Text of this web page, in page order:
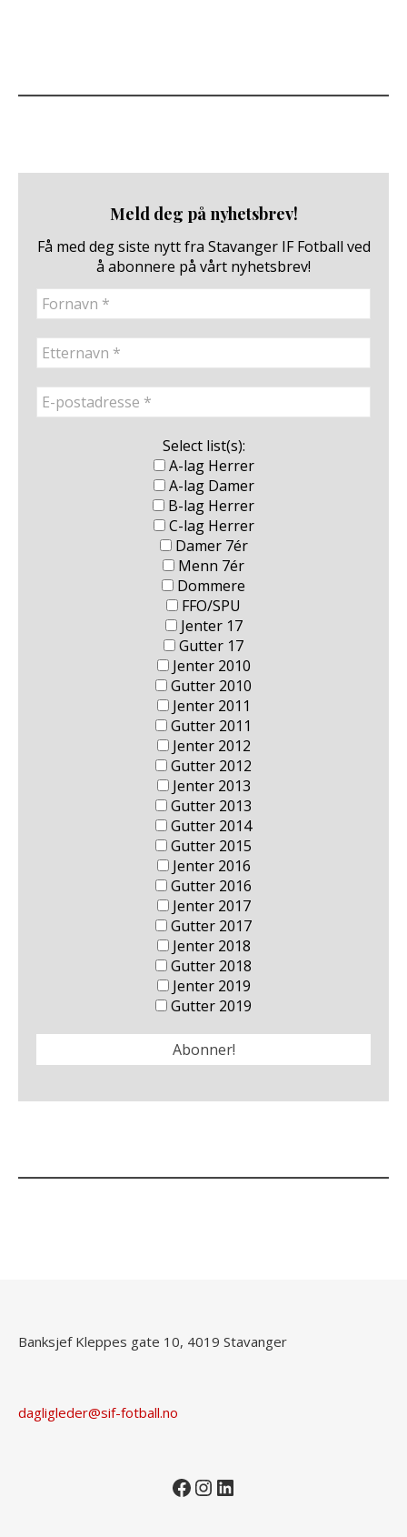
Meld deg på nyhetsbrev!
Få med deg siste nytt fra Stavanger IF Fotball ved
å abonnere på vårt nyhetsbrev!
Select list(s):
A-lag Herrer
A-lag Damer
B-lag Herrer
C-lag Herrer
Damer 7ér
Menn 7ér
Dommere
FFO/SPU
Jenter 17
Gutter 17
Jenter 2010
Gutter 2010
Jenter 2011
Gutter 2011
Jenter 2012
Gutter 2012
Jenter 2013
Gutter 2013
Gutter 2014
Gutter 2015
Jenter 2016
Gutter 2016
Jenter 2017
Gutter 2017
Jenter 2018
Gutter 2018
Jenter 2019
Gutter 2019
Banksjef Kleppes gate 10, 4019 Stavanger
dagligleder@sif-fotball.no
Facebook
Instagram
LinkedIn